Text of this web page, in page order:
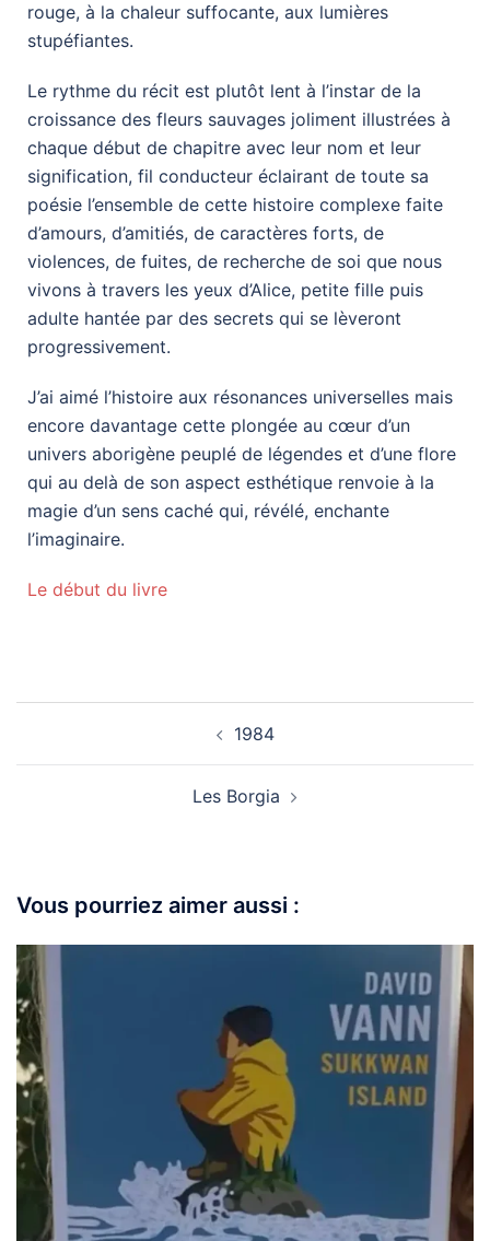
rouge, à la chaleur suffocante, aux lumières
stupéfiantes.
Le rythme du récit est plutôt lent à l’instar de la
croissance des fleurs sauvages joliment illustrées à
chaque début de chapitre avec leur nom et leur
signification, fil conducteur éclairant de toute sa
poésie l’ensemble de cette histoire complexe faite
d’amours, d’amitiés, de caractères forts, de
violences, de fuites, de recherche de soi que nous
vivons à travers les yeux d’Alice, petite fille puis
adulte hantée par des secrets qui se lèveront
progressivement.
J’ai aimé l’histoire aux résonances universelles mais
encore davantage cette plongée au cœur d’un
univers aborigène peuplé de légendes et d’une flore
qui au delà de son aspect esthétique renvoie à la
magie d’un sens caché qui, révélé, enchante
l’imaginaire.
Le début du livre
1984
Les Borgia
Vous pourriez aimer aussi :